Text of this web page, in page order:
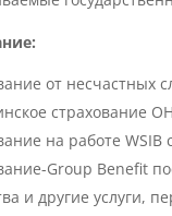
от несчастных
страхование
на работе WSIB
Group Benefit
и другие услуги,